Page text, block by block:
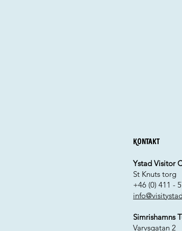
Kontakt
Ystad Visitor
St Knuts torg
+46 (0) 411 -
Simrishamns
Varvsgatan 2